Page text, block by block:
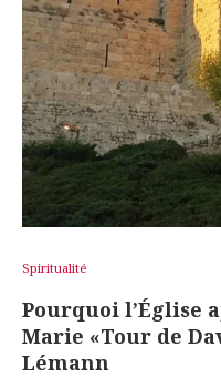
Spiritualité
Pourquoi l’Église
Marie «Tour de
Lémann